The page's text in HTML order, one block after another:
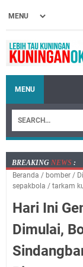
MENU
BREAKING NEWS :
Beranda / bomber /
sepakbola / tarkam
Hari Ini
Dimulai,